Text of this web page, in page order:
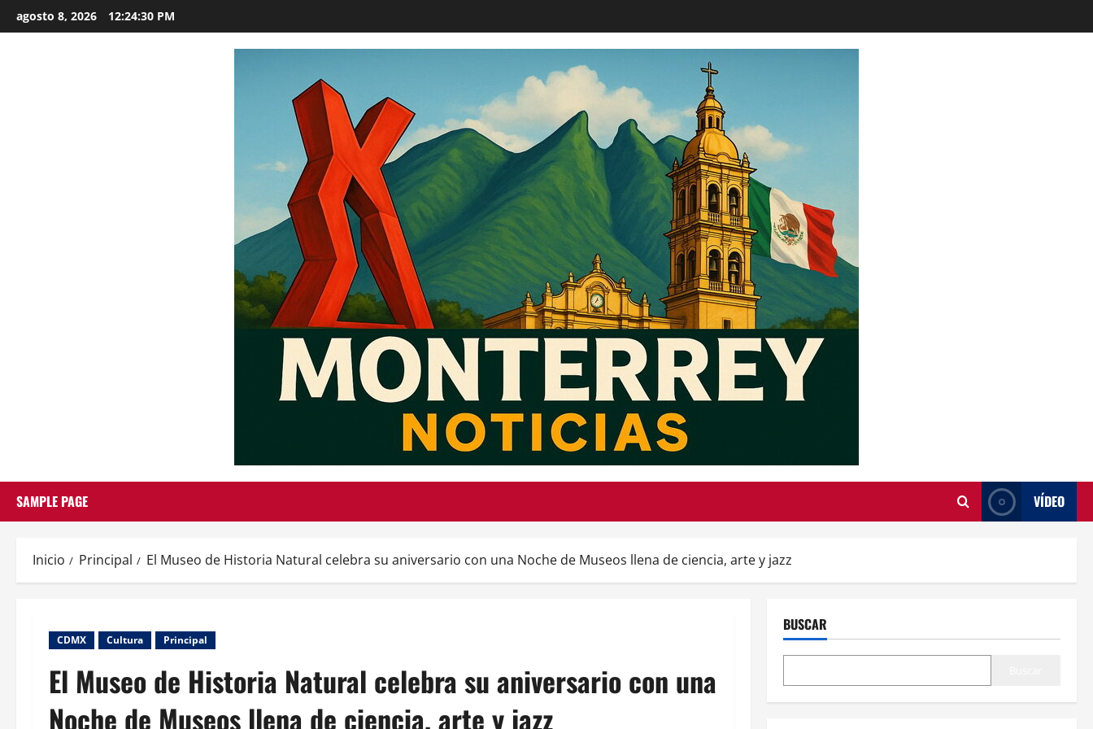
al
agosto 8, 2026 12:24:31 PM
SAMPLE PAGE VÍDEO
Inicio Principal El Museo de Historia Natural celebra su aniversario con una Noche de Museos llena de ciencia, arte y jazz
CDMX Cultura Principal
El Museo de Historia Natural celebra su aniversario con una
Noche de Museos llena de ciencia, arte y jazz
BUSCAR